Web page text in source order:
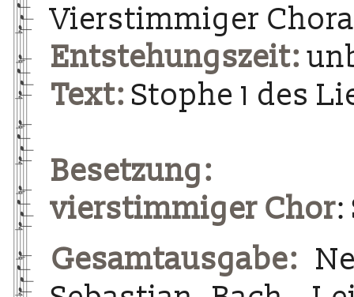
Vierstimmiger
Entstehungszeit:
Text: Stophe 1 des
Besetzung:
vierstimmiger Chor:
Gesamtausgabe: